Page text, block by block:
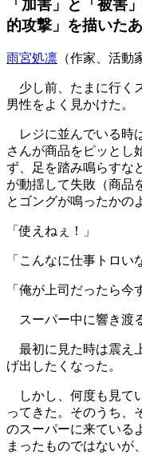
「加害」と「被
的攻撃」を描いた
雨宮処凛 （作家、活動
少し前、たまに行く
男性をよく見かけた。
レジに並んでいる時
さんが商品をピッとし
ず、足を踏み鳴らすな
が動揺して失敗（商品
とゴングが鳴ったかの
「使えねぇ！」
「こんなに仕事トロい
「俺が上司だったら今
スーパー中に響き渡
最初に見た時は震え
げ出したくなった。
しかし、何度も見て
ってきた。そのうち、
のスーパーに来ている
まったものではないが